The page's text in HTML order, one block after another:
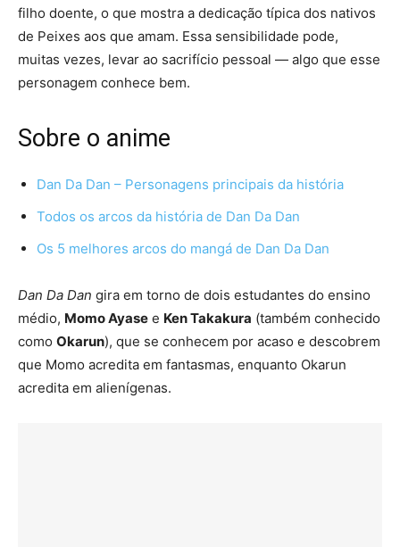
filho doente, o que mostra a dedicação típica dos nativos
de Peixes aos que amam. Essa sensibilidade pode,
muitas vezes, levar ao sacrifício pessoal — algo que esse
personagem conhece bem.
Sobre o anime
Dan Da Dan – Personagens principais da história
Todos os arcos da história de Dan Da Dan
Os 5 melhores arcos do mangá de Dan Da Dan
Dan Da Dan gira em torno de dois estudantes do ensino
médio, Momo Ayase e Ken Takakura (também conhecido
como Okarun), que se conhecem por acaso e descobrem
que Momo acredita em fantasmas, enquanto Okarun
acredita em alienígenas.